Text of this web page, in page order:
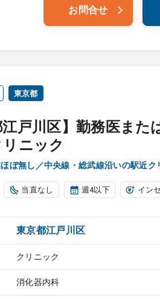
お問合せ
東京都
江戸川区】勤務医ま
ニック
ぼ無し／中央線・総武線沿いの駅近ク
当直なし 週4以下 イン
東京都江戸川区
クリニック
消化器内科